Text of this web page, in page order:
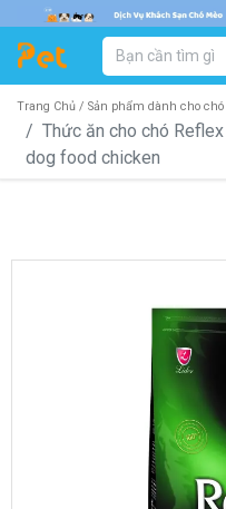
DANH
SẢN PHẨM DÀNH CHO MÈO
SẨN PHẨM THEO
Trang Chủ / Sản phẩm dành cho chó
Thức ăn cho chó
dog food chicken